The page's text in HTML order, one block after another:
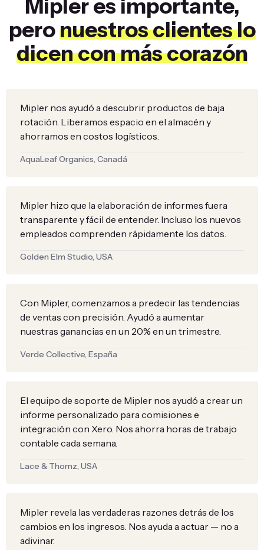
Mipler es importante,
peronuestros clientes lo
dicen con más corazón
Mipler nos ayudó a descubrir productos de baja
rotación. Liberamos espacio en el almacén y
ahorramos en costos logísticos.
AquaLeaf Organics, Canadá
Mipler hizo que la elaboración de informes fuera
transparente y fácil de entender. Incluso los nuevos
empleados comprenden rápidamente los datos.
Golden Elm Studio, USA
Con Mipler, comenzamos a predecir las tendencias
de ventas con precisión. Ayudó a aumentar
nuestras ganancias en un 20% en un trimestre.
Verde Collective, España
El equipo de soporte de Mipler nos ayudó a crear un
informe personalizado para comisiones e
integración con Xero. Nos ahorra horas de trabajo
contable cada semana.
Lace & Thornz, USA
Mipler revela las verdaderas razones detrás de los
cambios en los ingresos. Nos ayuda a actuar — no a
adivinar.